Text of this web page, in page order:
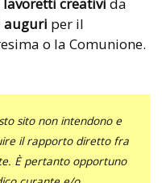
lavoretti creativi da
auguri per il
o la Comunione.
sito non intendono e
il rapporto diretto fra
È pertanto opportuno